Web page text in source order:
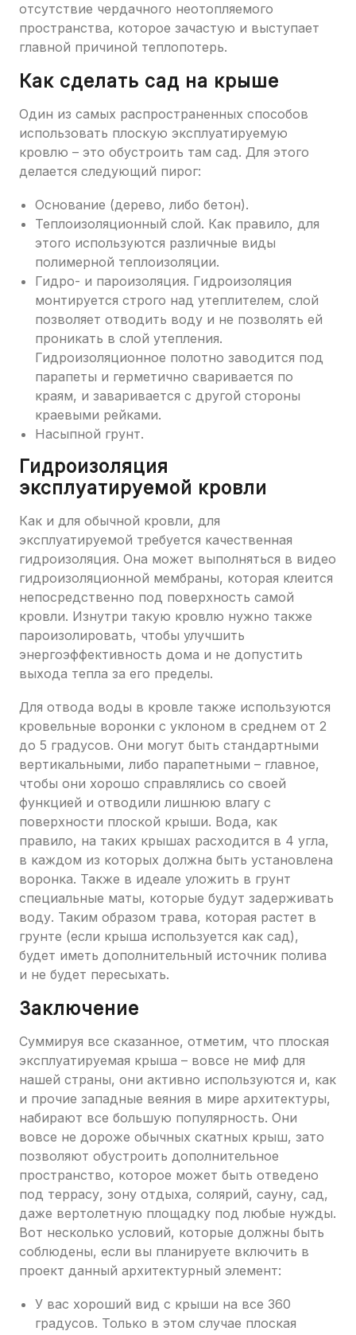
отсутствие чердачного неотопляемого
пространства, которое зачастую и выступает
главной причиной теплопотерь.
Как сделать сад на крыше
Один из самых распространенных способов
использовать плоскую эксплуатируемую
кровлю – это обустроить там сад. Для этого
делается следующий пирог:
Основание (дерево, либо бетон).
Теплоизоляционный слой. Как правило, для
этого используются различные виды
полимерной теплоизоляции.
Гидро- и пароизоляция. Гидроизоляция
монтируется строго над утеплителем, слой
позволяет отводить воду и не позволять ей
проникать в слой утепления.
Гидроизоляционное полотно заводится под
парапеты и герметично сваривается по
краям, и заваривается с другой стороны
краевыми рейками.
Насыпной грунт.
Гидроизоляция
эксплуатируемой кровли
Как и для обычной кровли, для
эксплуатируемой требуется качественная
гидроизоляция. Она может выполняться в видео
гидроизоляционной мембраны, которая клеится
непосредственно под поверхность самой
кровли. Изнутри такую кровлю нужно также
пароизолировать, чтобы улучшить
энергоэффективность дома и не допустить
выхода тепла за его пределы.
Для отвода воды в кровле также используются
кровельные воронки с уклоном в среднем от 2
до 5 градусов. Они могут быть стандартными
вертикальными, либо парапетными – главное,
чтобы они хорошо справлялись со своей
функцией и отводили лишнюю влагу с
поверхности плоской крыши. Вода, как
правило, на таких крышах расходится в 4 угла,
в каждом из которых должна быть установлена
воронка. Также в идеале уложить в грунт
специальные маты, которые будут задерживать
воду. Таким образом трава, которая растет в
грунте (если крыша используется как сад),
будет иметь дополнительный источник полива
и не будет пересыхать.
Заключение
Суммируя все сказанное, отметим, что плоская
эксплуатируемая крыша – вовсе не миф для
нашей страны, они активно используются и, как
и прочие западные веяния в мире архитектуры,
набирают все большую популярность. Они
вовсе не дороже обычных скатных крыш, зато
позволяют обустроить дополнительное
пространство, которое может быть отведено
под террасу, зону отдыха, солярий, сауну, сад,
даже вертолетную площадку под любые нужды.
Вот несколько условий, которые должны быть
соблюдены, если вы планируете включить в
проект данный архитектурный элемент:
У вас хороший вид с крыши на все 360
градусов. Только в этом случае плоская